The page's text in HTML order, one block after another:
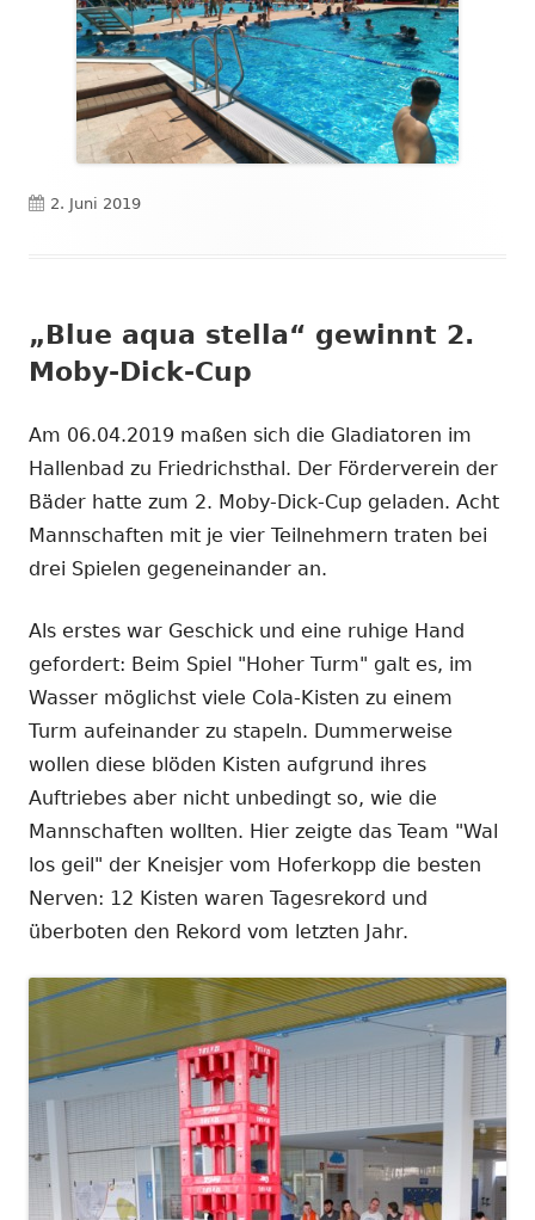
Veröffentlicht
2. Juni 2019
„Blue aqua stella“ gewinnt 2.
Moby-Dick-Cup
Am 06.04.2019 maßen sich die Gladiatoren im
Hallenbad zu Friedrichsthal. Der Förderverein der
Bäder hatte zum 2. Moby-Dick-Cup geladen. Acht
Mannschaften mit je vier Teilnehmern traten bei
drei Spielen gegeneinander an.
Als erstes war Geschick und eine ruhige Hand
gefordert: Beim Spiel "Hoher Turm" galt es, im
Wasser möglichst viele Cola-Kisten zu einem
Turm aufeinander zu stapeln. Dummerweise
wollen diese blöden Kisten aufgrund ihres
Auftriebes aber nicht unbedingt so, wie die
Mannschaften wollten. Hier zeigte das Team "Wal
los geil" der Kneisjer vom Hoferkopp die besten
Nerven: 12 Kisten waren Tagesrekord und
überboten den Rekord vom letzten Jahr.